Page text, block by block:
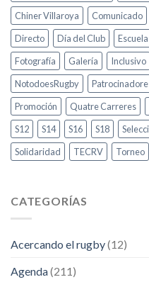
Chiner Villaroya
Comunicado
Directo
Día del Club Escuela
Fotografía
Galería Inclusivo
NotodoesRugby
Promoción
Quatre Carreres
S12
S14 S16 S18
Solidaridad
TECRV Torneo
CATEGORÍAS
Acercando el rugby(12)
Agenda(211)